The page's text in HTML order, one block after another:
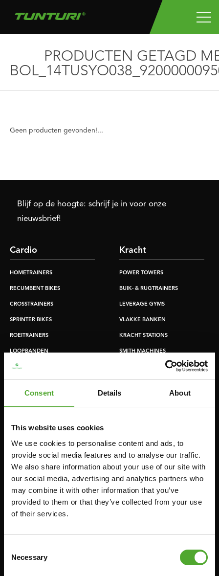
Consent Details About
This website uses cookies
We use cookies to personalise content and ads, to
provide social media features and to analyse our traffic.
We also share information about your use of our site with
our social media, advertising and analytics partners who
may combine it with other information that you’ve
provided to them or that they’ve collected from your use
of their services.
Selection
Necessary
PRODUCTEN GETAGD
Geen producten gevonden!...
Blijf op de hoogte: schrijf je in voor onze
nieuwsbrief!
Cardio
HOMETRAINERS
RECUMBENT BIKES
CROSSTRAINERS
SPRINTER BIKES
ROEITRAINERS
LOOPBANDEN
Kracht
POWER TOWERS
BUIK- & RUGTRAINERS
LEVERAGE GYMS
VLAKKE BANKEN
KRACHT STATIONS
SMITH MACHINES
PULLEY STATIONS
Accessoires
FUNCTIONAL TRAINING
STOPWATCH
GEWICHTEN
WEERSTANDSTRAINING
YOGA & PILATES
Service
BESTELLING HERROEPEN
FAQ
ACCOUNT